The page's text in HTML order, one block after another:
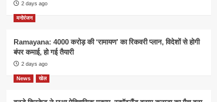
2 days ago
मनोरंजन
Ramayana: 4000 करोड़ की ‘रामायण’ का रिकवरी प्लान, विदेशों से होगी
बंपर कमाई, हो गई तैयारी
2 days ago
News खेल